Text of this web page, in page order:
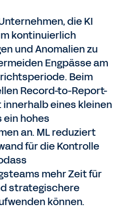
die KI
kontinuierlich
und Anomalien zu
Engpässe am
Beim
Record-to-Report-
innerhalb eines kleinen
hohes
an. ML reduziert
für die Kontrolle
mehr Zeit für
strategischere
können.